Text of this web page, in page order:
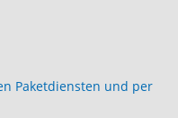
Paketdiensten und per